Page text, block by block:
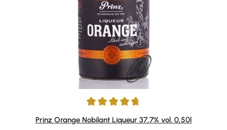
Durchschnittliche Bewertung von 4.75 von 5 Sternen
Prinz Orange Nobilant Liqueur 37,7% vol. 0,50l